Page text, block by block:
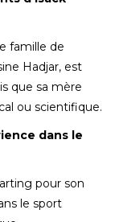
famille de
Hadjar, est
que sa mère
ou scientifique.
dans le
pour son
le sport